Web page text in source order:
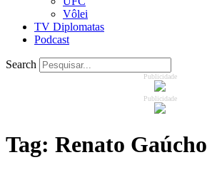
Vôlei
TV Diplomatas
Podcast
Search
Publicidade
Publicidade
Tag: Renato Gaúcho